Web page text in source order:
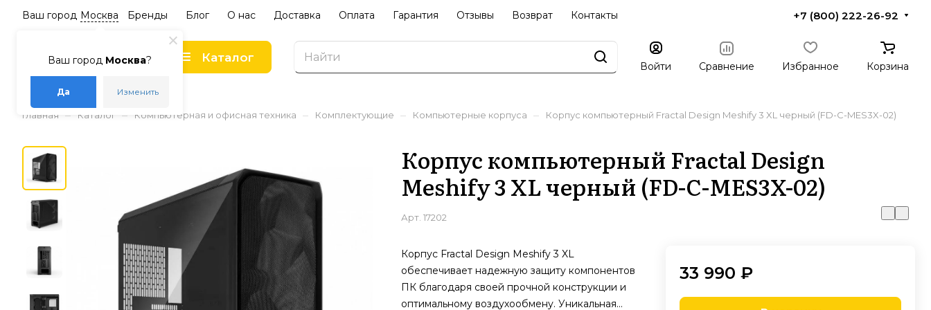
Ваш город Москва?
Да Изменить
Ваш город Москва Бренды Блог О нас Доставка Оплата Гарантия Отзывы Возврат Контакты +7 (800) 222-26-92
Каталог
Войти Сравнение Избранное Корзина
Главная – Каталог – Компьютерная и офисная техника – Комплектующие – Компьютерные корпуса – Корпус компьютерный Fractal Design Meshify 3 XL черный (FD-C-MES3X-02)
Корпус компьютерный Fractal Design
Meshify 3 XL черный (FD-C-MES3X-02)
Арт. 17202
Корпус Fractal Design Meshify 3 XL
обеспечивает надежную защиту компонентов
ПК благодаря своей прочной конструкции и
оптимальному воздухообмену. Уникальная
33 990 ₽